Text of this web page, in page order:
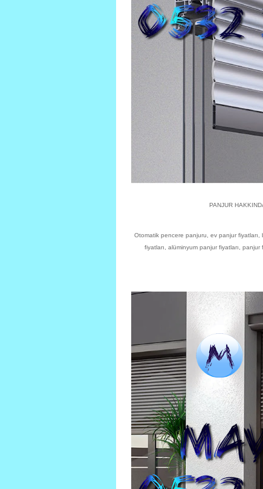
PANJUR
Otomatik pencere panjuru, ev panjur
fiyatları, alüminyum panjur fiyatları, panjur